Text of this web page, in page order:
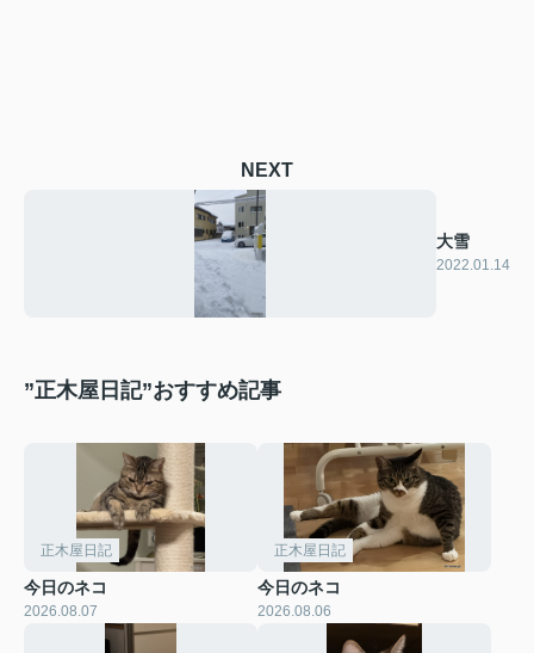
NEXT
大雪
2022.01.14
”正木屋日記”おすすめ記事
正木屋日記
今日のネコ
2026.08.07
正木屋日記
今日のネコ
2026.08.06